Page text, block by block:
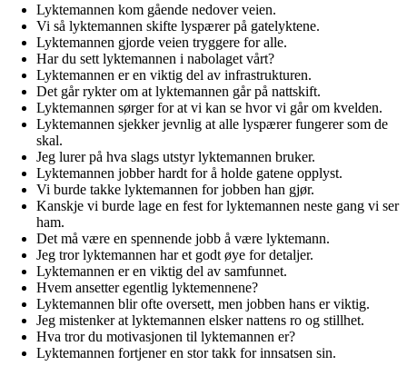
Lyktemannen kom gående nedover veien.
Vi så lyktemannen skifte lyspærer på gatelyktene.
Lyktemannen gjorde veien tryggere for alle.
Har du sett lyktemannen i nabolaget vårt?
Lyktemannen er en viktig del av infrastrukturen.
Det går rykter om at lyktemannen går på nattskift.
Lyktemannen sørger for at vi kan se hvor vi går om kvelden.
Lyktemannen sjekker jevnlig at alle lyspærer fungerer som de
skal.
Jeg lurer på hva slags utstyr lyktemannen bruker.
Lyktemannen jobber hardt for å holde gatene opplyst.
Vi burde takke lyktemannen for jobben han gjør.
Kanskje vi burde lage en fest for lyktemannen neste gang vi ser
ham.
Det må være en spennende jobb å være lyktemann.
Jeg tror lyktemannen har et godt øye for detaljer.
Lyktemannen er en viktig del av samfunnet.
Hvem ansetter egentlig lyktemennene?
Lyktemannen blir ofte oversett, men jobben hans er viktig.
Jeg mistenker at lyktemannen elsker nattens ro og stillhet.
Hva tror du motivasjonen til lyktemannen er?
Lyktemannen fortjener en stor takk for innsatsen sin.